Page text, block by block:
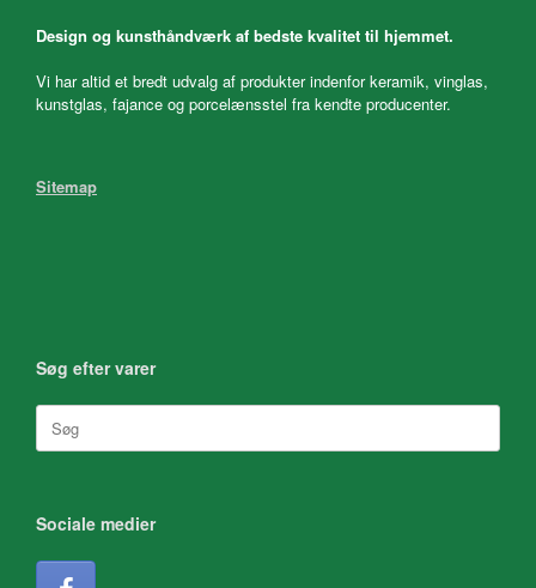
Design og kunsthåndværk af bedste kvalitet til hjemmet.
Vi har altid et bredt udvalg af produkter indenfor keramik, vinglas,
kunstglas, fajance og porcelænsstel fra kendte producenter.
Sitemap
Søg efter varer
efter:
Sociale medier